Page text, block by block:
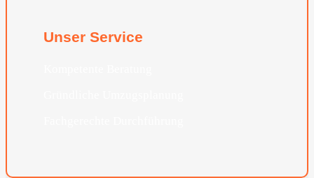
Unser Service